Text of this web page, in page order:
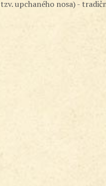
upchaného nosa) -